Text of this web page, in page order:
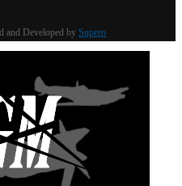
and Developed by Supero